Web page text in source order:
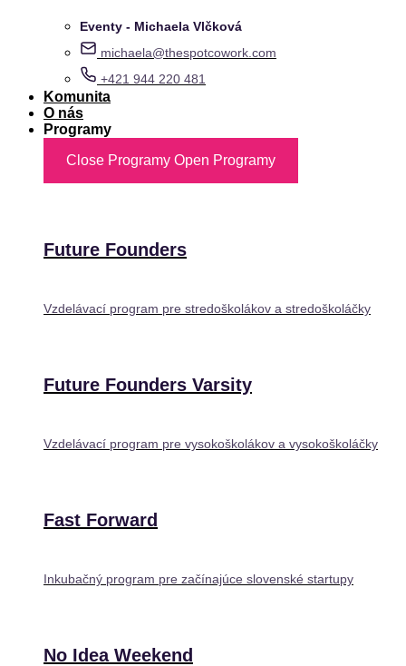
Eventy - Michaela Vlčková
michaela@thespotcowork.com
+421 944 220 481
Komunita
O nás
Programy
Close Programy Open Programy
Future Founders
Vzdelávací program pre stredoškolákov a stredoškoláčky
Future Founders Varsity
Vzdelávací program pre vysokoškolákov a vysokoškoláčky
Fast Forward
Inkubačný program pre začínajúce slovenské startupy
No Idea Weekend